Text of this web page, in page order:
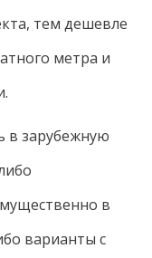
тем дешевле
метра и
в зарубежную
в
варианты с